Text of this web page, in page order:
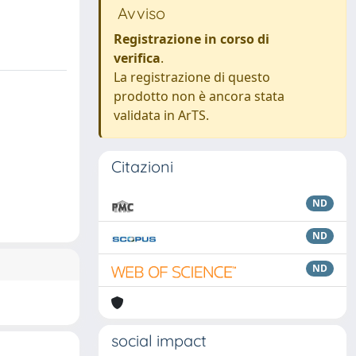
Avviso
Registrazione in corso di
verifica.
La registrazione di questo
prodotto non è ancora stata
validata in ArTS.
Citazioni
ND
ND
ND
social impact